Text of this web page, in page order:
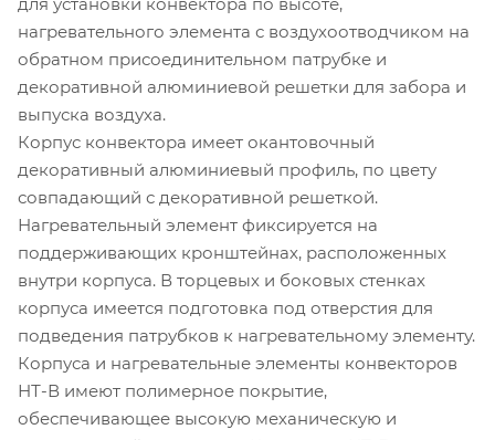
нагревательного элемента с воздухоотводчиком на
обратном присоединительном патрубке и
декоративной алюминиевой решетки для забора и
выпуска воздуха.
Корпус конвектора имеет окантовочный
декоративный алюминиевый профиль, по цвету
совпадающий с декоративной решеткой.
Нагревательный элемент фиксируется на
поддерживающих кронштейнах, расположенных
внутри корпуса. В торцевых и боковых стенках
корпуса имеется подготовка под отверстия для
подведения патрубков к нагревательному элементу.
Корпуса и нагревательные элементы конвекторов
НТ-В имеют полимерное покрытие,
обеспечивающее высокую механическую и